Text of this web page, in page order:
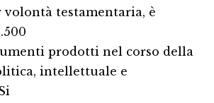
volontà testamentaria, è
prodotti nel corso della
intellettuale e